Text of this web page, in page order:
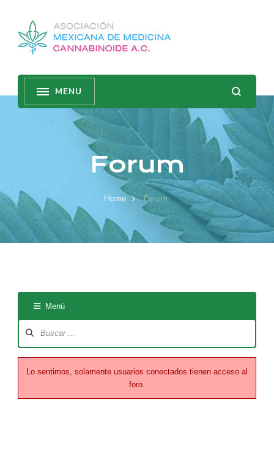
Forum
Home Forum
Menú
Lo sentimos, solamente usuarios conectados tienen acceso al
foro.